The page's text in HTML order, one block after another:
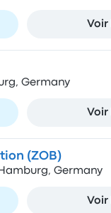
Voir
Germany
Voir
(ZOB)
Germany
Voir